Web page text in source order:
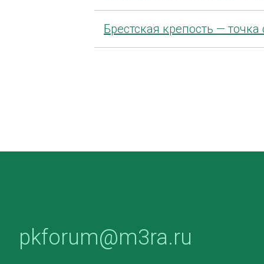
Брестская крепость — точка
pkforum@m3ra.ru